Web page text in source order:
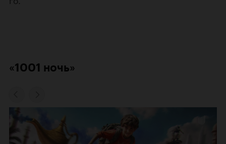
«1001 ночь»